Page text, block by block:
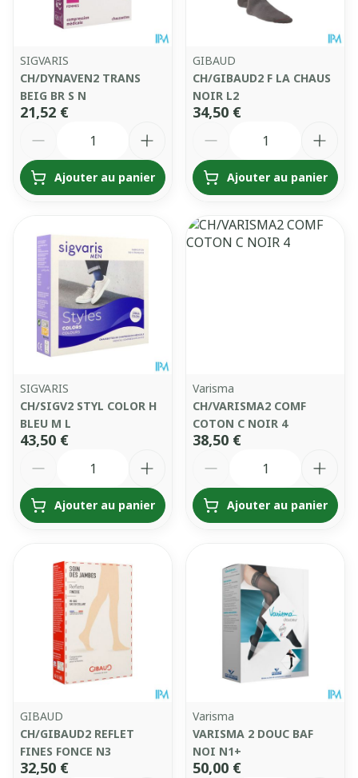
SIGVARIS
CH/DYNAVEN2 TRANS
BEIG BR S N
21,52 €
Ajouter au panier
GIBAUD
CH/GIBAUD2 F LA CHAUS
NOIR L2
34,50 €
Ajouter au panier
SIGVARIS
CH/SIGV2 STYL COLOR H
BLEU M L
43,50 €
Ajouter au panier
Varisma
CH/VARISMA2 COMF
COTON C NOIR 4
38,50 €
Ajouter au panier
GIBAUD
CH/GIBAUD2 REFLET
FINES FONCE N3
32,50 €
Varisma
VARISMA 2 DOUC BAF
NOI N1+
50,00 €